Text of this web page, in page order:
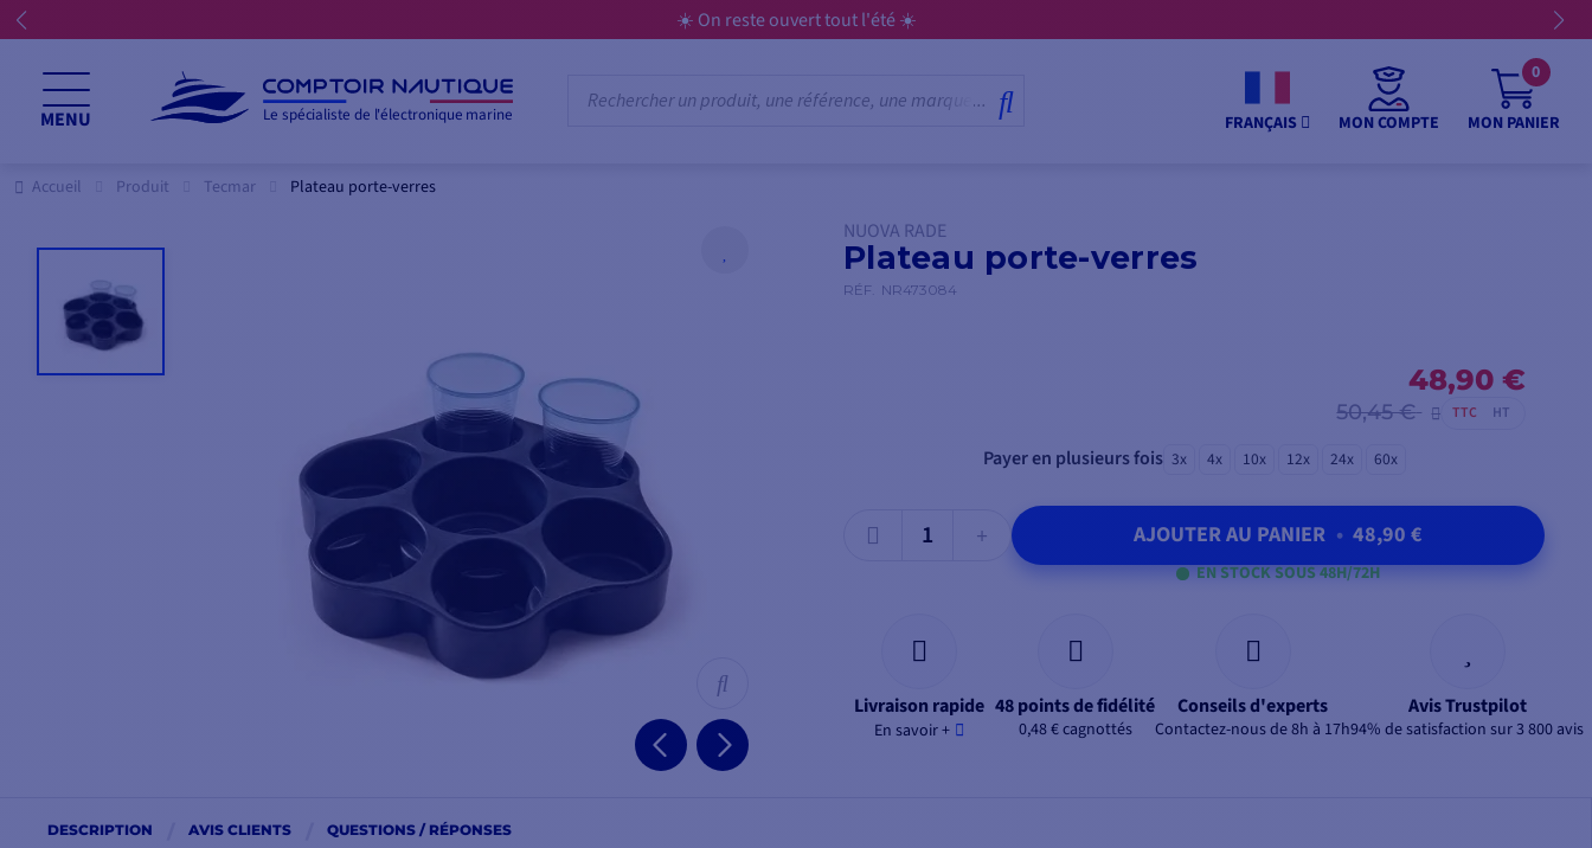
☀️ On reste ouvert tout l'été ☀️
MENU Le spécialiste de l'électronique marine FRANÇAIS MON COMPTE MON PANIER
0
Accueil Produit Tecmar Plateau porte-verres
NUOVA RADE
Plateau porte-verres
RÉF. NR473084
48,90 €
50,45 € TTC HT
Payer en plusieurs fois 3x 4x 10x 12x 24x 60x
AJOUTER AU PANIER • 48,90 €
EN STOCK SOUS 48H/72H
Livraison rapide
En savoir +
48 points de fidélité
0,48 € cagnottés
Conseils d'experts
Contactez-nous de 8h à 17h
Avis Trustpilot
94% de satisfaction sur 3 800 avis
DESCRIPTION AVIS CLIENTS QUESTIONS / RÉPONSES